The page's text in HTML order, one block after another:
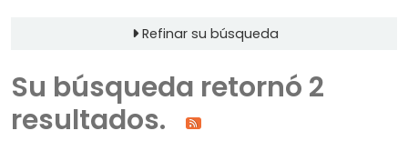
Refinar su búsqueda
Su búsqueda retornó 2
resultados.